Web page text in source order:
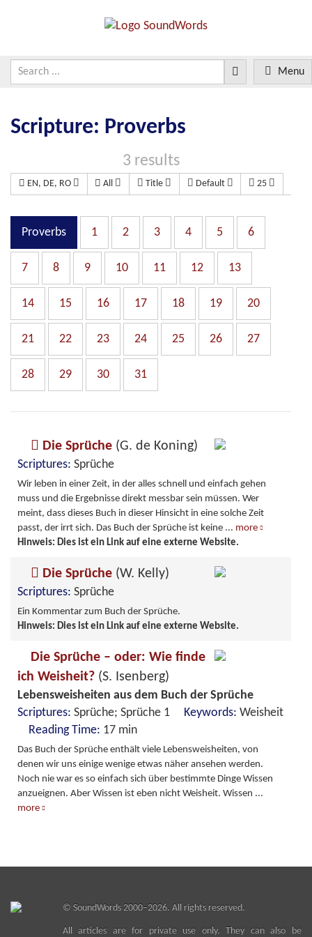
Menu
Scripture: Proverbs
3 results
EN, DE, RO All Title Default 25
Proverbs 1 2 3 4 5 6
7 8 9 10 11 12 13
14 15 16 17 18 19 20
21 22 23 24 25 26 27
28 29 30 31
Die Sprüche (G. de Koning)
Scriptures: Sprüche
Wir leben in einer Zeit, in der alles schnell und einfach gehen
muss und die Ergebnisse direkt messbar sein müssen. Wer
meint, dass dieses Buch in dieser Hinsicht in eine solche Zeit
passt, der irrt sich. Das Buch der Sprüche ist keine ... more
Hinweis: Dies ist ein Link auf eine externe Website.
Die Sprüche (W. Kelly)
Scriptures: Sprüche
Ein Kommentar zum Buch der Sprüche.
Hinweis: Dies ist ein Link auf eine externe Website.
Die Sprüche – oder: Wie finde
ich Weisheit? (S. Isenberg)
Lebensweisheiten aus dem Buch der Sprüche
Scriptures: Sprüche; Sprüche 1 Keywords: Weisheit
Reading Time: 17 min
Das Buch der Sprüche enthält viele Lebensweisheiten, von
denen wir uns einige wenige etwas näher ansehen werden.
Noch nie war es so einfach sich über bestimmte Dinge Wissen
anzueignen. Aber Wissen ist eben nicht Weisheit. Wissen ...
more
© SoundWords2000–2026. All rights reserved.
All articles are for private use only. They can also be